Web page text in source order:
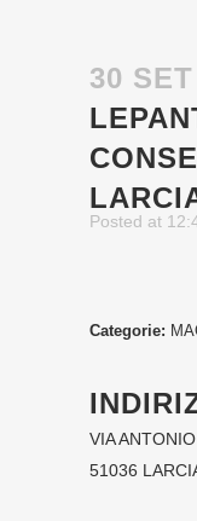
30 SET
Posted at
Categorie:
VIA
51036